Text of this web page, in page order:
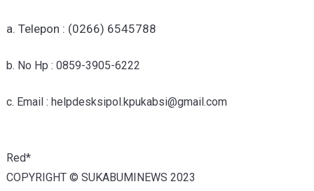
a. Telepon : (0266) 6545788
b. No Hp : 0859-3905-6222
c. Email : helpdesksipol.kpukabsi@gmail.com
Red*
COPYRIGHT © SUKABUMINEWS 2023